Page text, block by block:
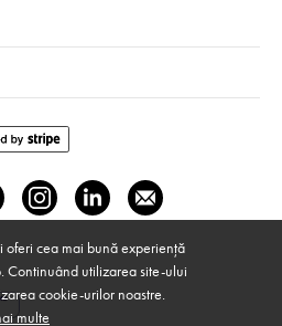
oferi cea mai bună experiență
Continuând utilizarea site-ului
cookie-urilor noastre.
multe